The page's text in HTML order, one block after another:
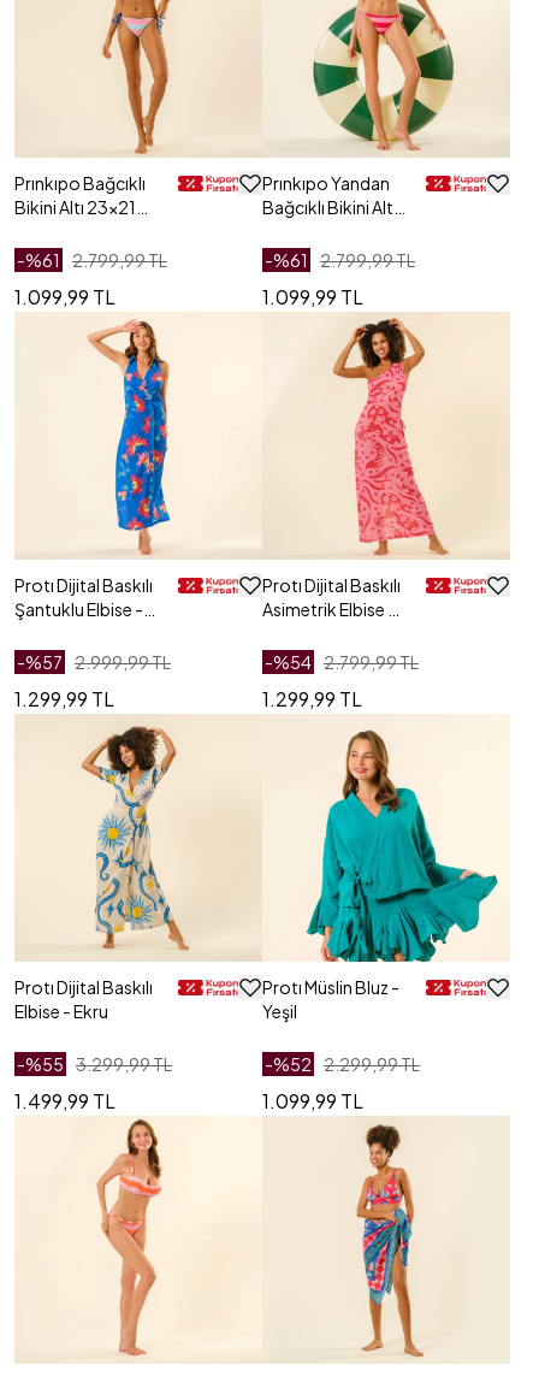
Prınkıpo Bağcıklı
Bikini Altı 23x21
-%61 2.799,99 TL
1.099,99 TL
Prınkıpo Yandan
Bağcıklı Bikini Altı
- Pembe
-%61 2.799,99 TL
1.099,99 TL
Protı Dijital Baskılı
Şantuklu Elbise -
-%57 2.999,99 TL
1.299,99 TL
Protı Dijital Baskılı
Asimetrik Elbise -
-%54 2.799,99 TL
1.299,99 TL
Protı Dijital Baskılı
Elbise - Ekru
-%55 3.299,99 TL
1.499,99 TL
Protı Müslin Bluz -
Yeşil
-%52 2.299,99 TL
1.099,99 TL